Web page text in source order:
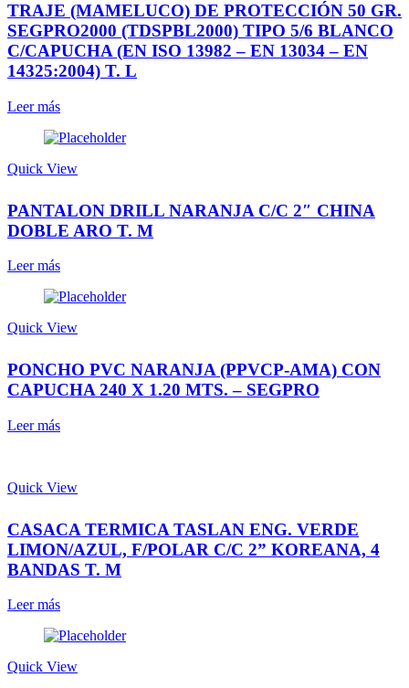
TRAJE (MAMELUCO) DE PROTECCIÓN 50 GR.
SEGPRO2000 (TDSPBL2000) TIPO 5/6 BLANCO
C/CAPUCHA (EN ISO 13982 – EN 13034 – EN
14325:2004) T. L
Leer más
Quick View
PANTALON DRILL NARANJA C/C 2″ CHINA
DOBLE ARO T. M
Leer más
Quick View
PONCHO PVC NARANJA (PPVCP-AMA) CON
CAPUCHA 240 X 1.20 MTS. – SEGPRO
Leer más
Quick View
CASACA TERMICA TASLAN ENG. VERDE
LIMON/AZUL, F/POLAR C/C 2” KOREANA, 4
BANDAS T. M
Leer más
Quick View